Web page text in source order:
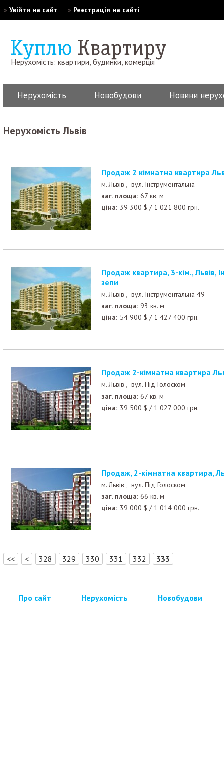
» Увійти на сайт » Реєстрація на сайті
Нерухомість: квартири, будинки, комерція
Нерухомість Новобудови Новини
Нерухомість Львів
Продаж 2 кімнатна квартира
м. Львів , вул. Інструментальна
заг. площа: 67 кв. м
ціна: 39 300 $ / 1 021 800 грн.
Продаж квартира, 3-кім., Львів, Інструментальна - Ма
зепи
м. Львів , вул. Інструментальна 49
заг. площа: 93 кв. м
ціна: 54 900 $ / 1 427 400 грн.
Продаж 2-кімнатна квартира
м. Львів , вул. Під Голоском
заг. площа: 67 кв. м
ціна: 39 500 $ / 1 027 000 грн.
Продаж, 2-кімнатна квартира,
м. Львів , вул. Під Голоском
заг. площа: 66 кв. м
ціна: 39 000 $ / 1 014 000 грн.
<< < 328 329 330 331 332 333
Про сайт Нерухомість Новобудови